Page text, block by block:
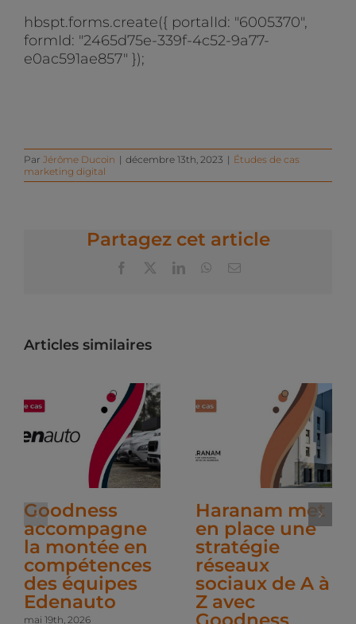
hbspt.forms.create({ portalId: "6005370",
formId: "2465d75e-339f-4c52-9a77-
e0ac591ae857" });
Par Jérôme Ducoin | décembre 13th, 2023 | Études de cas
marketing digital
Partagez cet article
Facebook LinkedInWhatsApp
Email
Articles similaires
Goodness
accompagne
la montée en
compétences
des équipes
Edenauto
mai 19th, 2026
Haranam met
en place une
stratégie
réseaux
sociaux de A à
Z avec